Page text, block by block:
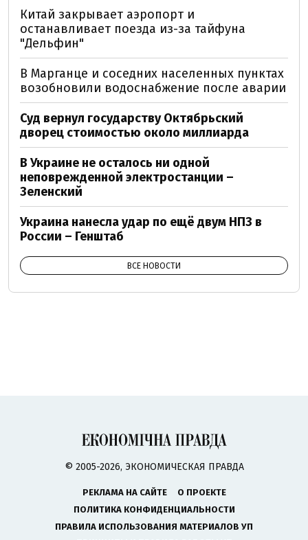
Китай закрывает аэропорт и
останавливает поезда из-за тайфуна
"Дельфин"
В Марганце и соседних населенных пунктах
возобновили водоснабжение после аварии
Суд вернул государству Октябрьский
дворец стоимостью около миллиарда
В Украине не осталось ни одной
неповрежденной электростанции –
Зеленский
Украина нанесла удар по ещё двум НПЗ в
России – Генштаб
ВСЕ НОВОСТИ
© 2005-2026, ЭКОНОМИЧЕСКАЯ ПРАВДА
РЕКЛАМА НА САЙТЕ
О ПРОЕКТЕ
ПОЛИТИКА КОНФИДЕНЦИАЛЬНОСТИ
ПРАВИЛА ИСПОЛЬЗОВАНИЯ МАТЕРИАЛОВ УП